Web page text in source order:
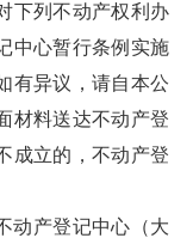
下列不动产权利办
中心暂行条例实施
有异议，请自本公
材料送达不动产登
成立的，不动产登
动产登记中心（大